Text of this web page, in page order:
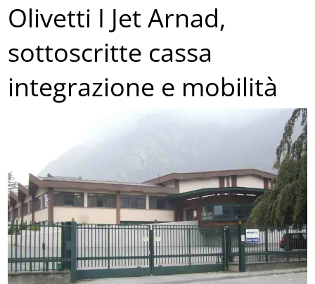
Olivetti I Jet Arnad,
sottoscritte cassa
integrazione e mobilità